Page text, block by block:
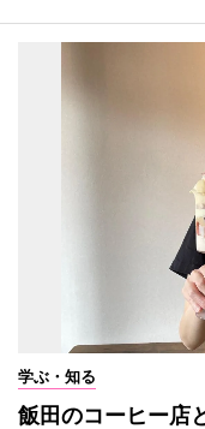
学ぶ・知る
飯田のコーヒー店